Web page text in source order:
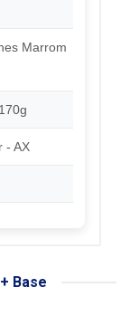
Marrom
- AX
Base